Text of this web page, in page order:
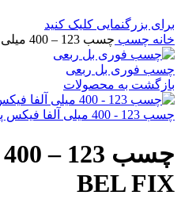
برای بزرگنمایی کلیک کنید
خانه چسب چسب 123 – 400 میلی بل فیکس BEL FIX
چسب فوری بل ربعی
بازگشت به محصولات
چسب 123 - 400 میلی آلفا فیکس پرو
BEL FIX